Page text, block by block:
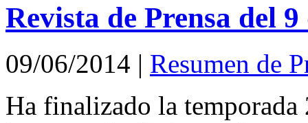
Revista de Prensa del
09/06/2014 | Resumen de
Ha finalizado la